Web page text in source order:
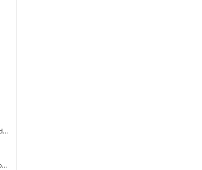
District Gard Lozère de Football : Fax calendrier, désignation des terrains
Olympique d'Alès en Cévennes (O.A.C.) : Coût, subventions, contrat d'objectifs, courrier